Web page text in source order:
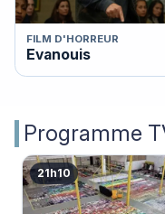
FILM D'HORREUR
Evanouis
Programme
21h10